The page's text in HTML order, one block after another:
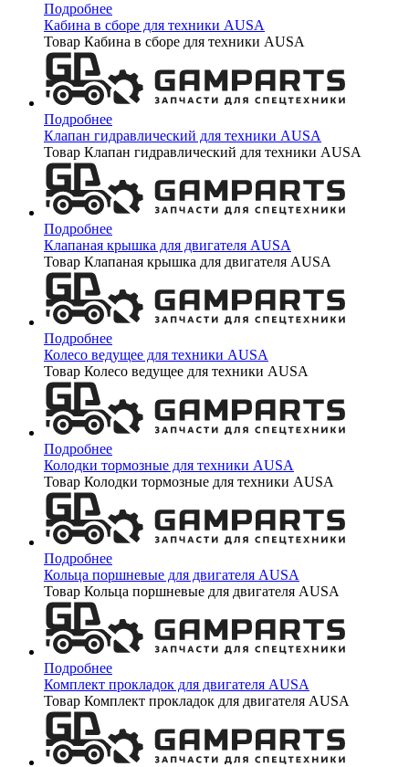
Подробнее
Кабина в сборе для техники AUSA
Товар Кабина в сборе для техники AUSA
Подробнее
Клапан гидравлический для техники AUSA
Товар Клапан гидравлический для техники AUSA
Подробнее
Клапаная крышка для двигателя AUSA
Товар Клапаная крышка для двигателя AUSA
Подробнее
Колесо ведущее для техники AUSA
Товар Колесо ведущее для техники AUSA
Подробнее
Колодки тормозные для техники AUSA
Товар Колодки тормозные для техники AUSA
Подробнее
Кольца поршневые для двигателя AUSA
Товар Кольца поршневые для двигателя AUSA
Подробнее
Комплект прокладок для двигателя AUSA
Товар Комплект прокладок для двигателя AUSA